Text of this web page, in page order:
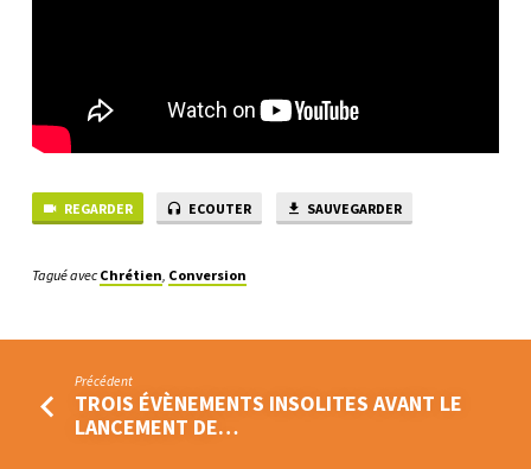
LE
REGARDER ECOUTER SAUVEGARDER
Tagué avec Chrétien Conversion
Précédent
TROIS ÉVÈNEMENTS INSOLITES AVANT LE
LANCEMENT DE…